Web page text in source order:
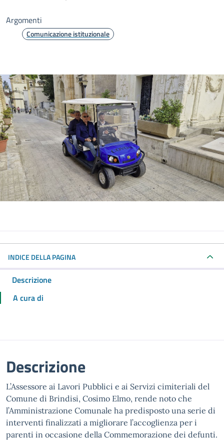
Argomenti
Comunicazione istituzionale
INDICE DELLA PAGINA
Descrizione
A cura di
Descrizione
L’Assessore ai Lavori Pubblici e ai Servizi cimiteriali del
Comune di Brindisi, Cosimo Elmo, rende noto che
l’Amministrazione Comunale ha predisposto una serie di
interventi finalizzati a migliorare l’accoglienza per i
parenti in occasione della Commemorazione dei defunti.